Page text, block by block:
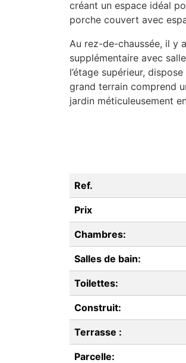
créant un espace idéal
porche couvert avec
Au rez-de-chaussée, il y
supplémentaire avec
l’étage supérieur,
grand terrain comprend
jardin méticuleusement
Ref.
Prix
Chambres:
Salles de bain:
Toilettes:
Construit:
Terrasse :
Parcelle: